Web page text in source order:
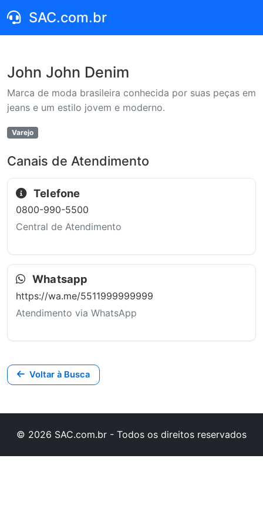
SAC.com.br
John John Denim
Marca de moda brasileira conhecida por suas peças em
jeans e um estilo jovem e moderno.
Varejo
Canais de Atendimento
Telefone
0800-990-5500
Central de Atendimento
Whatsapp
https://wa.me/5511999999999
Atendimento via WhatsApp
Voltar à Busca
© 2026 SAC.com.br - Todos os direitos reservados